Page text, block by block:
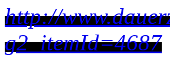
http://
g2_itemId=4687